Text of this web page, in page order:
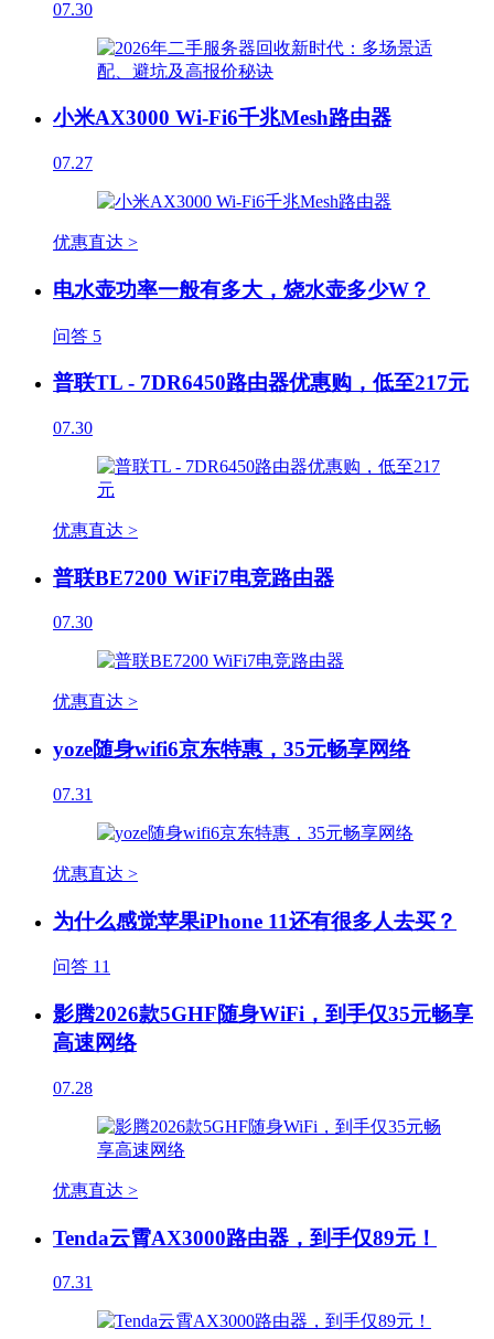
07.30
小米AX3000 Wi-Fi6千兆Mesh路由器
07.27
优惠直达 >
电水壶功率一般有多大，烧水壶多少W？
问答 5
普联TL - 7DR6450路由器优惠购，低至217元
07.30
优惠直达 >
普联BE7200 WiFi7电竞路由器
07.30
优惠直达 >
yoze随身wifi6京东特惠，35元畅享网络
07.31
优惠直达 >
为什么感觉苹果iPhone 11还有很多人去买？
问答 11
影腾2026款5GHF随身WiFi，到手仅35元畅享
高速网络
07.28
优惠直达 >
Tenda云霄AX3000路由器，到手仅89元！
07.31